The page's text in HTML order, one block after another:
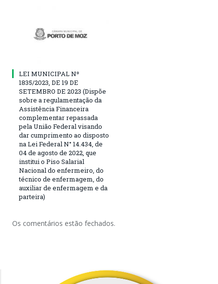
LEI MUNICIPAL Nº
1835/2023, DE 19 DE
SETEMBRO DE 2023 (Dispõe
sobre a regulamentação da
Assistência Financeira
complementar repassada
pela União Federal visando
dar cumprimento ao disposto
na Lei Federal N° 14.434, de
04 de agosto de 2022, que
institui o Piso Salarial
Nacional do enfermeiro, do
técnico de enfermagem, do
auxiliar de enfermagem e da
parteira)
Os comentários estão fechados.